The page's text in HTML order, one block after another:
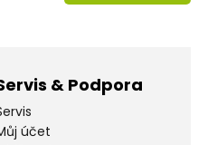
& Podpora
účet